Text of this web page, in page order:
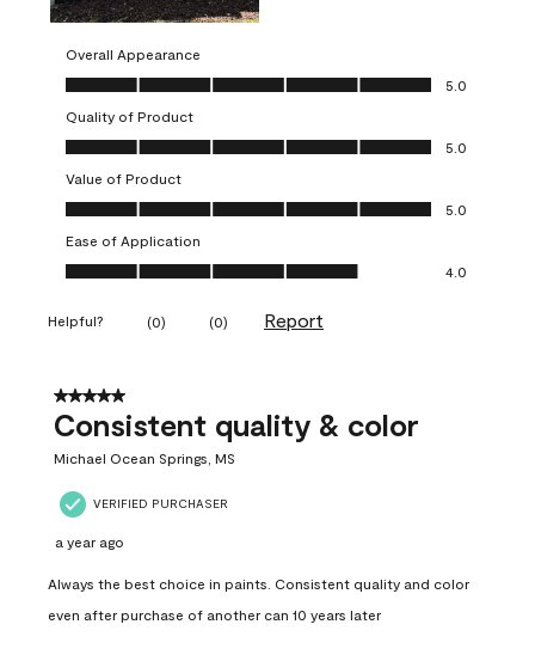
Overall Appearance
Overall Appearance, 5.0 out of 5
5.0
Quality of Product
Quality of Product, 5.0 out of 5
5.0
Value of Product
Value of Product, 5.0 out of 5
5.0
Ease of Application
Ease of Application, 4.0 out of 5
4.0
Helpful? (0) (0) Report
5 out of 5 stars.
Consistent quality & color
Michael Ocean Springs, MS
VERIFIED PURCHASER
a year ago
Always the best choice in paints. Consistent quality and color
even after purchase of another can 10 years later